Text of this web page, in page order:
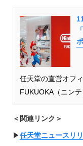
任天堂の直営オフ
FUKUOKA（ニン
＜関連リンク＞
▶︎任天堂ニュースリ